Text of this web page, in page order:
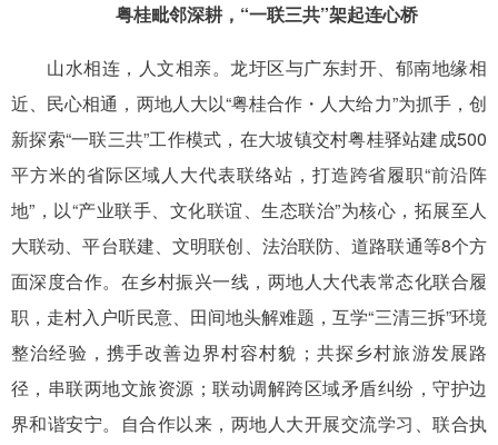
粤桂毗邻深耕，“一联三共”架起连心桥
山水相连，人文相亲。龙圩区与广东封开、郁南地缘相
近、民心相通，两地人大以“粤桂合作・人大给力”为抓手，创
新探索“一联三共”工作模式，在大坡镇交村粤桂驿站建成500
平方米的省际区域人大代表联络站，打造跨省履职“前沿阵
地”，以“产业联手、文化联谊、生态联治”为核心，拓展至人
大联动、平台联建、文明联创、法治联防、道路联通等8个方
面深度合作。在乡村振兴一线，两地人大代表常态化联合履
职，走村入户听民意、田间地头解难题，互学“三清三拆”环境
整治经验，携手改善边界村容村貌；共探乡村旅游发展路
径，串联两地文旅资源；联动调解跨区域矛盾纠纷，守护边
界和谐安宁。自合作以来，两地人大开展交流学习、联合执